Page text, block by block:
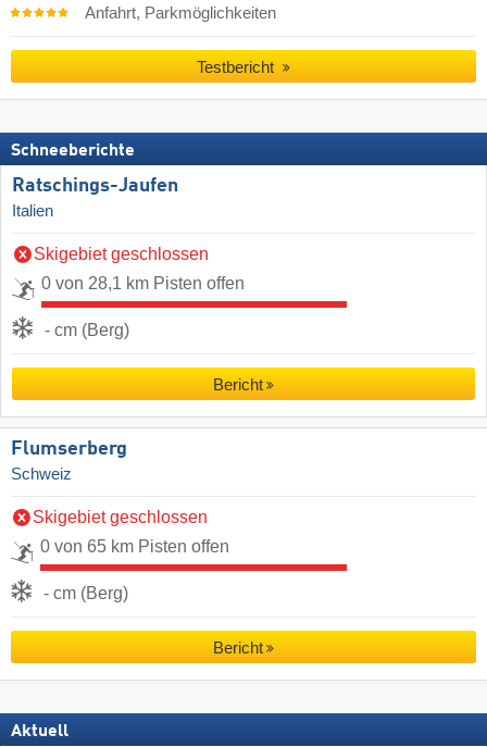
Anfahrt, Parkmöglichkeiten
Testbericht
Schneeberichte
Ratschings-Jaufen
Italien
Skigebiet geschlossen
0 von 28,1 km Pisten offen
- cm (Berg)
Bericht
Flumserberg
Schweiz
Skigebiet geschlossen
0 von 65 km Pisten offen
- cm (Berg)
Bericht
Aktuell